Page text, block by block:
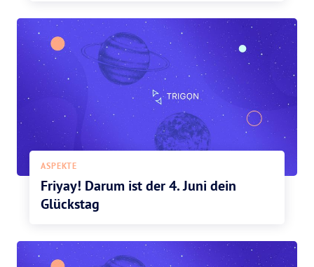
ASPEKTE
Friyay! Darum ist der 4. Juni dein
Glückstag